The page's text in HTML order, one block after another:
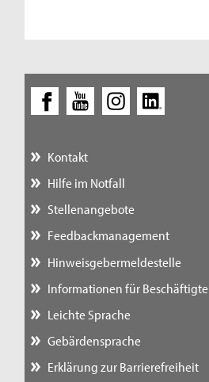
Kontakt
Hilfe im Notfall
Stellenangebote
Feedbackmanagement
Hinweisgebermeldestelle
Informationen für Beschäftigte
Leichte Sprache
Gebärdensprache
Erklärung zur Barrierefreiheit